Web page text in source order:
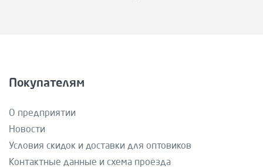
Покупателям
О предприятии
Новости
Условия скидок и доставки для оптовиков
Контактные данные и схема проезда